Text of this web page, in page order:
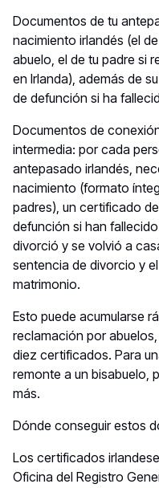
Documentos de tu
nacimiento irlandés (el
abuelo, el de tu padre si
en Irlanda), además de
de defunción si ha
Documentos de
intermedia: por cada
antepasado irlandés,
nacimiento (formato
padres), un certificado
defunción si han
divorció y se volvió a
sentencia de divorcio y
matrimonio.
Esto puede acumularse
reclamación por
diez certificados. Para
remonte a un bisabuelo,
más.
Dónde conseguir estos
Los certificados
Oficina del Registro